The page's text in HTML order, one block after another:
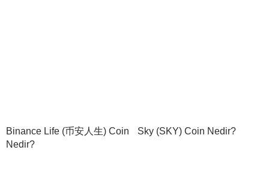
Binance Life (币安人生) Coin
Nedir?
Sky (SKY) Coin Nedir?